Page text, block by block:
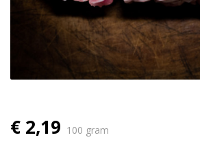
€ 2,19 100 gram